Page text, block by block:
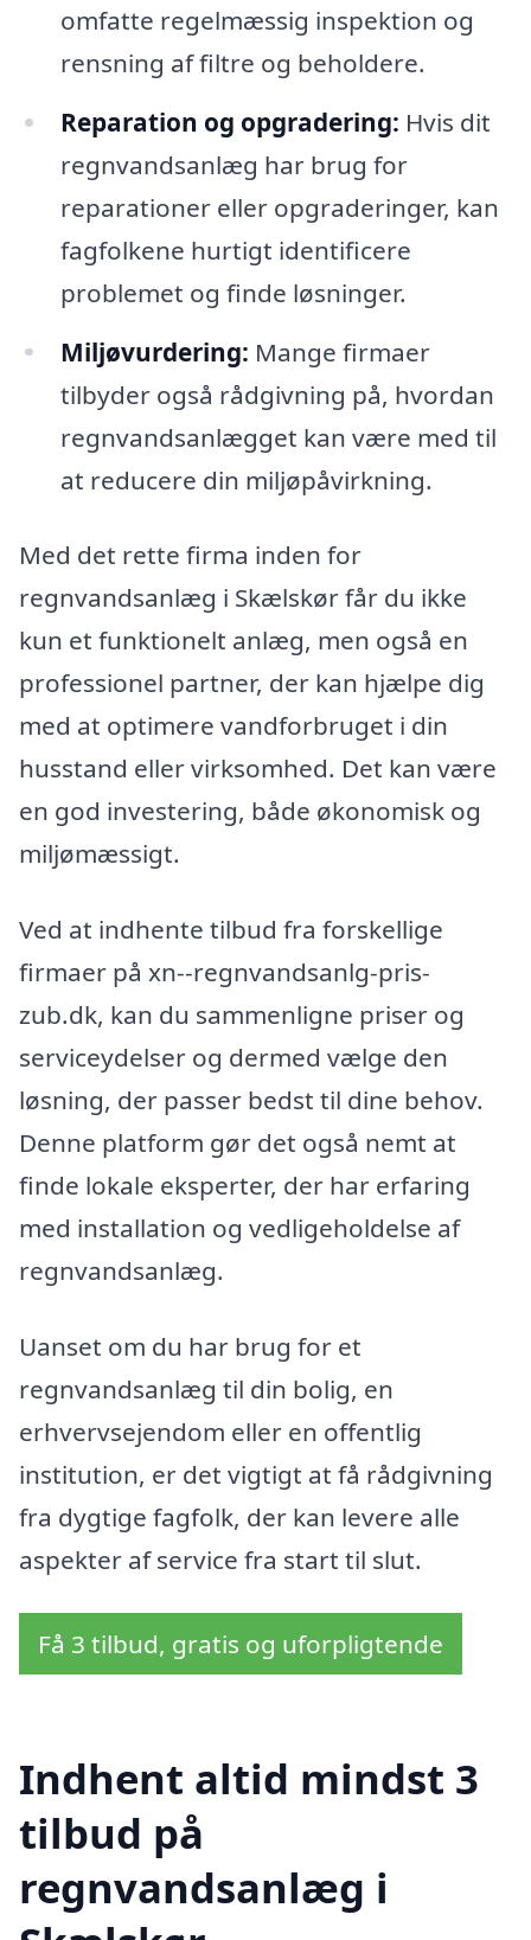
omfatte regelmæssig inspektion og
rensning af filtre og beholdere.
Reparation og opgradering: Hvis dit
regnvandsanlæg har brug for
reparationer eller opgraderinger, kan
fagfolkene hurtigt identificere
problemet og finde løsninger.
Miljøvurdering: Mange firmaer
tilbyder også rådgivning på, hvordan
regnvandsanlægget kan være med til
at reducere din miljøpåvirkning.
Med det rette firma inden for
regnvandsanlæg i Skælskør får du ikke
kun et funktionelt anlæg, men også en
professionel partner, der kan hjælpe dig
med at optimere vandforbruget i din
husstand eller virksomhed. Det kan være
en god investering, både økonomisk og
miljømæssigt.
Ved at indhente tilbud fra forskellige
firmaer på xn--regnvandsanlg-pris-
zub.dk, kan du sammenligne priser og
serviceydelser og dermed vælge den
løsning, der passer bedst til dine behov.
Denne platform gør det også nemt at
finde lokale eksperter, der har erfaring
med installation og vedligeholdelse af
regnvandsanlæg.
Uanset om du har brug for et
regnvandsanlæg til din bolig, en
erhvervsejendom eller en offentlig
institution, er det vigtigt at få rådgivning
fra dygtige fagfolk, der kan levere alle
aspekter af service fra start til slut.
Få 3 tilbud, gratis og uforpligtende
Indhent altid mindst 3
tilbud på
regnvandsanlæg i